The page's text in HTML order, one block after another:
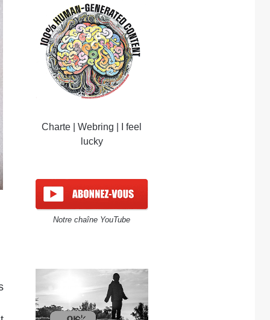
Charte |Webring
I feel
lucky
Notre chaîne YouTube